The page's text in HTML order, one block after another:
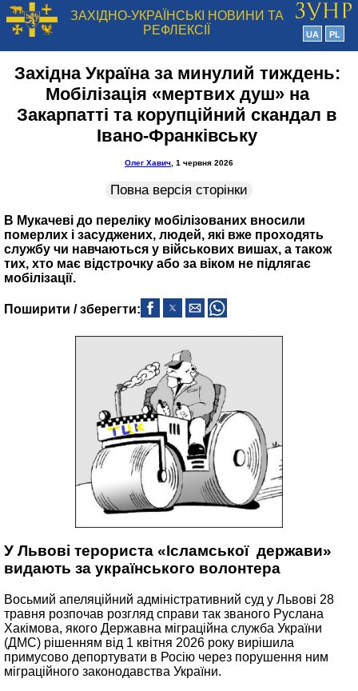
ЗАХІДНО-УКРАЇНСЬКІ НОВИНИ ТА
РЕФЛЕКСІЇ
UA PL
Західна Україна за минулий тиждень:
Мобілізація «мертвих душ» на
Закарпатті та корупційний скандал в
Івано-Франківську
Олег Хавич , 1 червня 2026
Повна версія сторінки
В Мукачеві до переліку мобілізованих вносили
померлих і засуджених, людей, які вже проходять
службу чи навчаються у військових вишах, а також
тих, хто має відстрочку або за віком не підлягає
мобілізації.
Поширити / зберегти:
У Львові терориста «Ісламської держави»
видають за українського волонтера
Восьмий апеляційний адміністративний суд у Львові 28
травня розпочав розгляд справи так званого Руслана
Хакімова, якого Державна міграційна служба України
(ДМС) рішенням від 1 квітня 2026 року вирішила
примусово депортувати в Росію через порушення ним
міграційного законодавства України.